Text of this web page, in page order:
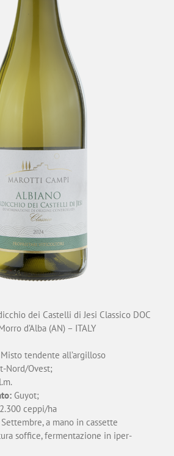
dei Castelli di Jesi Classico DOC
d’Alba (AN) – ITALY
tendente all’argilloso
Nord/Ovest;
Guyot;
2.300 ceppi/ha
a mano in cassette
soffice, fermentazione in iper-